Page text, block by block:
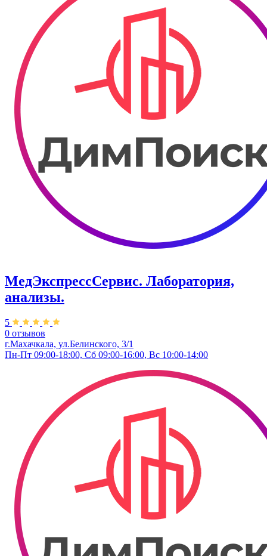
МедЭкспресcСервис. Лаборатория,
анализы.
5
0 отзывов
г.Махачкала, ул.Белинского, 3/1
Пн-Пт 09:00-18:00, Сб 09:00-16:00, Вс 10:00-14:00